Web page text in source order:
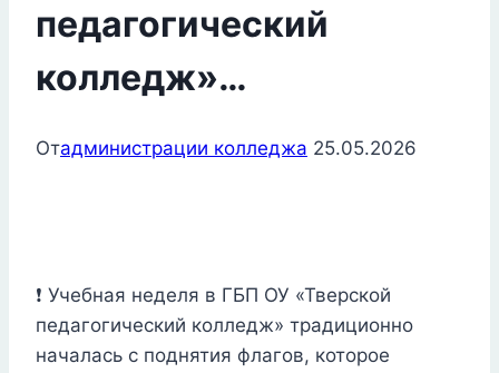
педагогический
колледж»…
Отадминистрации колледжа 25.05.2026
❗ Учебная неделя в ГБП ОУ «Тверской
педагогический колледж» традиционно
началась с поднятия флагов, которое